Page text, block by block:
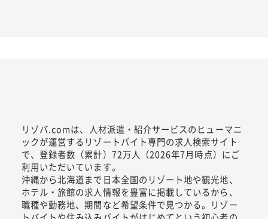
リゾバ.comは、人材派遣・紹介サービスのヒューマニ
ックが運営するリゾートバイト専門の求人検索サイト
で、登録者数（累計）72万人（2026年7月時点）にご
利用いただいています。
沖縄から北海道まで日本全国のリゾート地や観光地、
ホテル・旅館の求人情報を豊富に掲載しているから、
職種や勤務地、期間など希望条件で見つかる。リゾー